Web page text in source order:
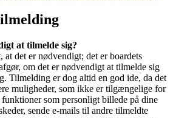
at tilmelde sig?
at det er nødvendigt; det er boardets
om det er nødvendigt at tilmelde sig
Tilmelding er dog altid en god ide, da det
muligheder, som ikke er tilgængelige for
som personligt billede på dine
sende e-mails til andre tilmeldte